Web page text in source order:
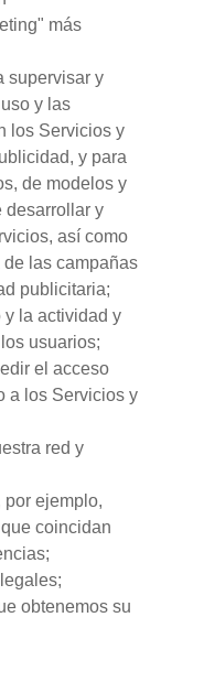
más
supervisar y
y las
los Servicios y
y para
de modelos y
desarrollar y
así como
las campañas
publicitaria;
y la actividad y
usuarios;
el acceso
a los Servicios y
red y
por ejemplo,
coincidan
obtenemos su